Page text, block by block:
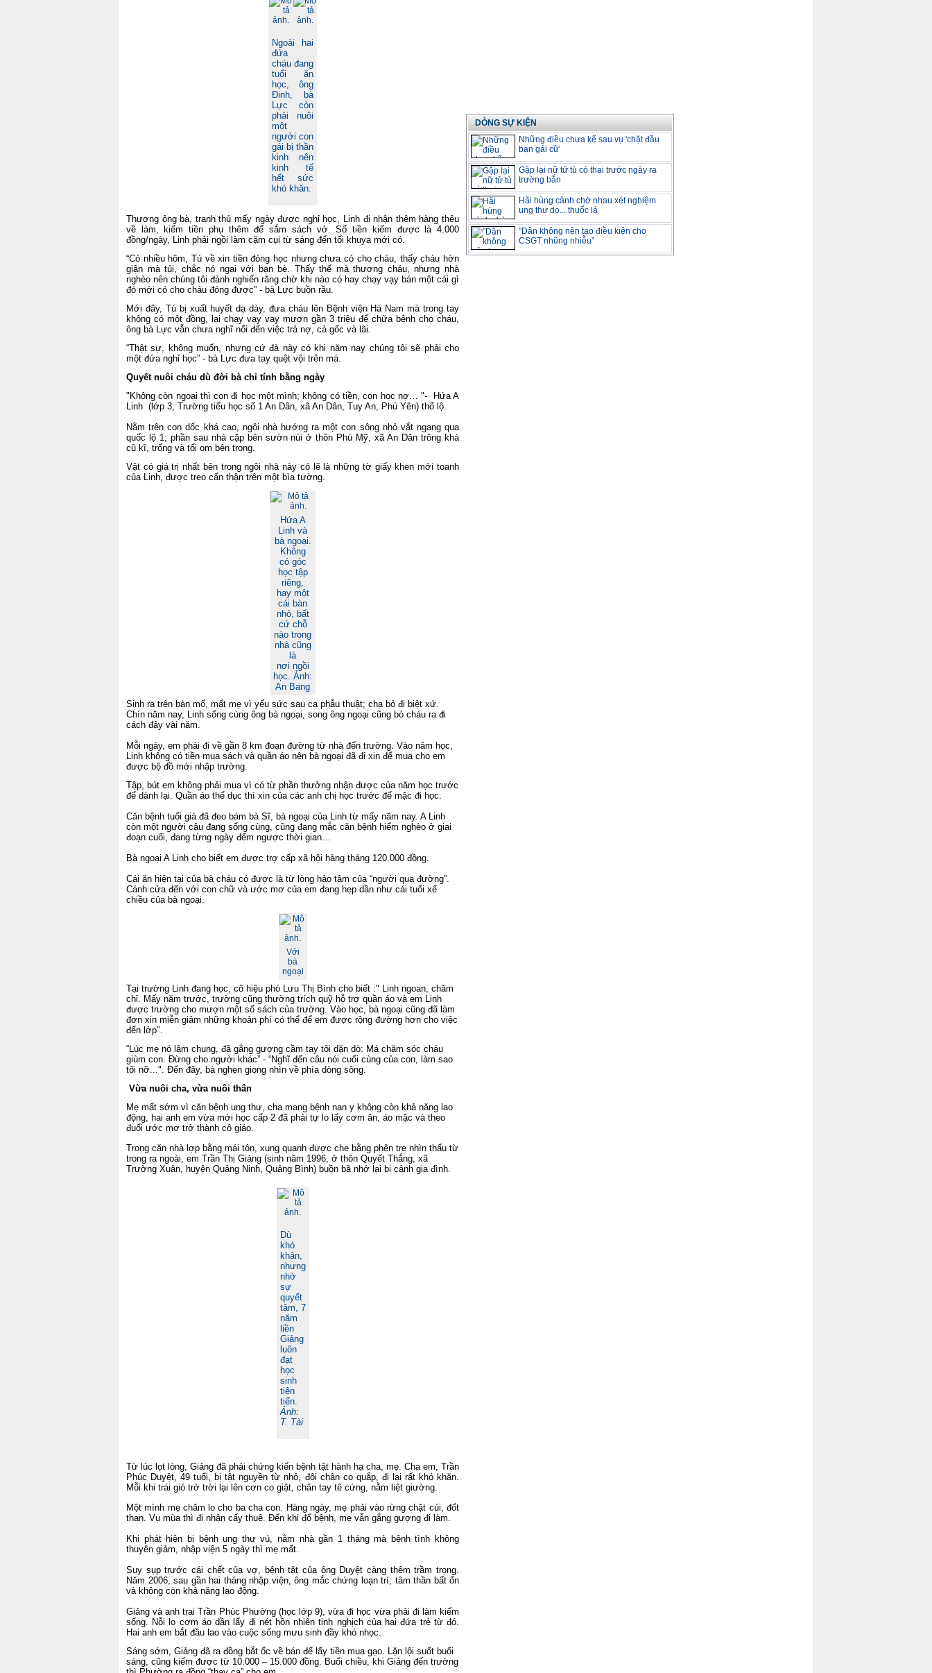
Ngoài hai
đứa
cháu đang
tuổi ăn
học, ông
Đinh, bà
Lực còn
phải nuôi
một
người con
gái bị thần
kinh nên
kinh tế
hết sức
khó khăn.
Thương ông bà, tranh thủ mấy ngày được nghỉ học, Linh đi nhận thêm hàng thêu
về làm, kiếm tiền phụ thêm để sắm sách vở. Số tiền kiếm được là 4.000
đồng/ngày, Linh phải ngồi làm cặm cụi từ sáng đến tối khuya mới có.
“Có nhiều hôm, Tú về xin tiền đóng học nhưng chưa có cho cháu, thấy cháu hờn
giận mà tủi, chắc nó ngại với bạn bè. Thấy thế mà thương cháu, nhưng nhà
nghèo nên chúng tôi đành nghiến răng chờ khi nào có hay chạy vạy bán một cái gì
đó mới có cho cháu đóng được” - bà Lực buồn rầu.
Mới đây, Tú bị xuất huyết dạ dày, đưa cháu lên Bệnh viện Hà Nam mà trong tay
không có một đồng, lại chạy vạy vay mượn gần 3 triệu để chữa bệnh cho cháu,
ông bà Lực vẫn chưa nghĩ nổi đến việc trả nợ, cả gốc và lãi.
“Thật sự, không muốn, nhưng cứ đà này có khi năm nay chúng tôi sẽ phải cho
một đứa nghỉ học” - bà Lực đưa tay quệt vội trên má.
Quyết nuôi cháu dù đời bà chỉ tính bằng ngày
"Không còn ngoại thì con đi học một mình; không có tiền, con học nợ… "- Hứa A
Linh (lớp 3, Trường tiểu học số 1 An Dân, xã An Dân, Tuy An, Phú Yên) thổ lộ.
Nằm trên con dốc khá cao, ngôi nhà hướng ra một con sông nhỏ vắt ngang qua
quốc lộ 1; phần sau nhà cặp bên sườn núi ở thôn Phú Mỹ, xã An Dân trông khá
cũ kĩ, trống và tối om bên trong.
Vật có giá trị nhất bên trong ngôi nhà này có lẽ là những tờ giấy khen mới toanh
của Linh, được treo cẩn thận trên một bìa tường.
Hứa A
Linh và
bà ngoại.
Không
có góc
học tập
riêng,
hay một
cái bàn
nhỏ, bất
cứ chỗ
nào trong
nhà cũng
là
nơi ngồi
học. Ảnh:
An Bang
Sinh ra trên bàn mổ, mất mẹ vì yếu sức sau ca phẫu thuật; cha bỏ đi biệt xứ.
Chín năm nay, Linh sống cùng ông bà ngoại, song ông ngoại cũng bỏ cháu ra đi
cách đây vài năm.
Mỗi ngày, em phải đi về gần 8 km đoạn đường từ nhà đến trường. Vào năm học,
Linh không có tiền mua sách và quần áo nên bà ngoại đã đi xin để mua cho em
được bộ đồ mới nhập trường.
Tập, bút em không phải mua vì có từ phần thưởng nhận được của năm học trước
để dành lại. Quần áo thể dục thì xin của các anh chị học trước để mặc đi học.
Căn bệnh tuổi già đã đeo bám bà Sĩ, bà ngoại của Linh từ mấy năm nay. A Linh
còn một người cậu đang sống cùng, cũng đang mắc căn bệnh hiểm nghèo ở giai
đoạn cuối, đang từng ngày đếm ngược thời gian…
Bà ngoại A Linh cho biết em được trợ cấp xã hội hàng tháng 120.000 đồng.
Cái ăn hiện tại của bà cháu có được là từ lòng hảo tâm của “người qua đường”.
Cánh cửa đến với con chữ và ước mơ của em đang hẹp dần như cái tuổi xế
chiều của bà ngoại.
Với
bà
ngoại
Tại trường Linh đang học, cô hiệu phó Lưu Thị Bình cho biết :" Linh ngoan, chăm
chỉ. Mấy năm trước, trường cũng thường trích quỹ hỗ trợ quần áo và em Linh
được trường cho mượn một số sách của trường. Vào học, bà ngoại cũng đã làm
đơn xin miễn giảm những khoản phí có thể để em được rộng đường hơn cho việc
đến lớp".
“Lúc mẹ nó lâm chung, đã gắng gượng cầm tay tôi dặn dò: Má chăm sóc cháu
giùm con. Đừng cho người khác” - “Nghĩ đến câu nói cuối cùng của con, làm sao
tôi nỡ...". Đến đây, bà nghẹn giọng nhìn về phía dòng sông.
Vừa nuôi cha, vừa nuôi thân
Mẹ mất sớm vì căn bệnh ung thư, cha mang bệnh nan y không còn khả năng lao
động, hai anh em vừa mới học cấp 2 đã phải tự lo lấy cơm ăn, áo mặc và theo
đuổi ước mơ trở thành cô giáo.
Trong căn nhà lợp bằng mái tôn, xung quanh được che bằng phên tre nhìn thấu từ
trong ra ngoài, em Trần Thị Giảng (sinh năm 1996, ở thôn Quyết Thắng, xã
Trường Xuân, huyện Quảng Ninh, Quảng Bình) buồn bã nhớ lại bi cảnh gia đình.
Dù
khó
khăn,
nhưng
nhờ
sự
quyết
tâm, 7
năm
liền
Giảng
luôn
đạt
học
sinh
tiên
tiến.
Ảnh:
T. Tài
Từ lúc lọt lòng, Giảng đã phải chứng kiến bệnh tật hành hạ cha, mẹ. Cha em, Trần
Phúc Duyệt, 49 tuổi, bị tật nguyền từ nhỏ, đôi chân co quắp, đi lại rất khó khăn.
Mỗi khi trái gió trở trời lại lên cơn co giật, chân tay tê cứng, nằm liệt giường.
Một mình mẹ chăm lo cho ba cha con. Hàng ngày, mẹ phải vào rừng chặt củi, đốt
than. Vụ mùa thì đi nhận cấy thuê. Đến khi đổ bệnh, mẹ vẫn gắng gượng đi làm.
Khi phát hiện bị bệnh ung thư vú, nằm nhà gần 1 tháng mà bệnh tình không
thuyên giảm, nhập viện 5 ngày thì mẹ mất.
Suy sụp trước cái chết của vợ, bệnh tật của ông Duyệt càng thêm trầm trọng.
Năm 2006, sau gần hai tháng nhập viện, ông mắc chứng loạn trí, tâm thần bất ổn
và không còn khả năng lao động.
Giảng và anh trai Trần Phúc Phường (học lớp 9), vừa đi học vừa phải đi làm kiếm
sống. Nỗi lo cơm áo dần lấy đi nét hồn nhiên tinh nghịch của hai đứa trẻ từ đó.
Hai anh em bắt đầu lao vào cuộc sống mưu sinh đầy khó nhọc.
Sáng sớm, Giảng đã ra đồng bắt ốc về bán để lấy tiền mua gạo. Lặn lội suốt buổi
sáng, cũng kiếm được từ 10.000 – 15.000 đồng. Buổi chiều, khi Giảng đến trường
DÒNG SỰ KIỆN
Những điều chưa kể sau vụ 'chặt đầu
bạn gái cũ'
Gặp lại nữ tử tù có thai trước ngày ra
trường bắn
Hãi hùng cảnh chờ nhau xét nghiệm
ung thư do... thuốc lá
”Dân không nên tạo điều kiện cho
CSGT nhũng nhiễu”